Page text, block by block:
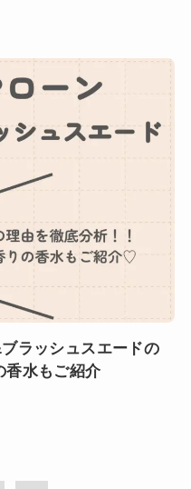
ラッシュスエードの
香水もご紹介